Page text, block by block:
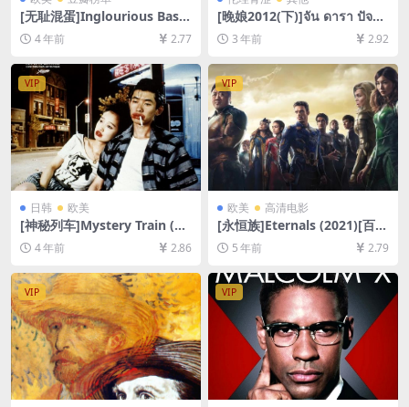
[无耻混蛋]Inglourious Baste
rds (2009)[百度网盘+迅雷云
盘资源1080P超清未删减][MP
4/11GB][中英字幕]
4 年前 2.77
[晚娘2012(下)]จัน ดารา ปัจฉิ
มบท (2013)[百度网盘+迅雷云
盘资源1080P超清未删减][MP
4/9GB][中英字幕]
3 年前 2.92
VIP
日韩 欧美
[神秘列车]Mystery Train (19
89)[百度网盘+迅雷云盘资源1
080P超清未删减][MP4/6.8G
B][中英字幕]
4 年前 2.86
VIP
欧美 高清电影
[永恒族]Eternals (2021)[百度
网盘+迅雷云盘资源1080P超
清未删减][MP4/10GB][中文
字幕]
5 年前 2.79
VIP VIP